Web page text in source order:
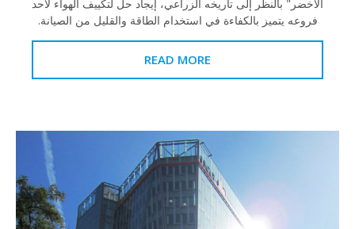
بالنظر إلى تاريخه الزراعي، إيجاد حل لتكييف الهواء لأحد
يتميز بالكفاءة في استخدام الطاقة والقليل من الصيانة.
READ MORE